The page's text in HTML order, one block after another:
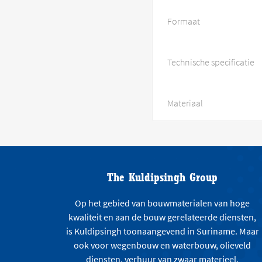
Formaat
Technische specificatie
Materiaal
The Kuldipsingh Group
Op het gebied van bouwmaterialen van hoge
kwaliteit en aan de bouw gerelateerde diensten,
is Kuldipsingh toonaangevend in Suriname. Maar
ook voor wegenbouw en waterbouw, olieveld
diensten, verhuur van zwaar materieel,